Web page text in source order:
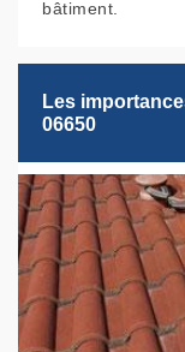
bâtiment.
Les
06650